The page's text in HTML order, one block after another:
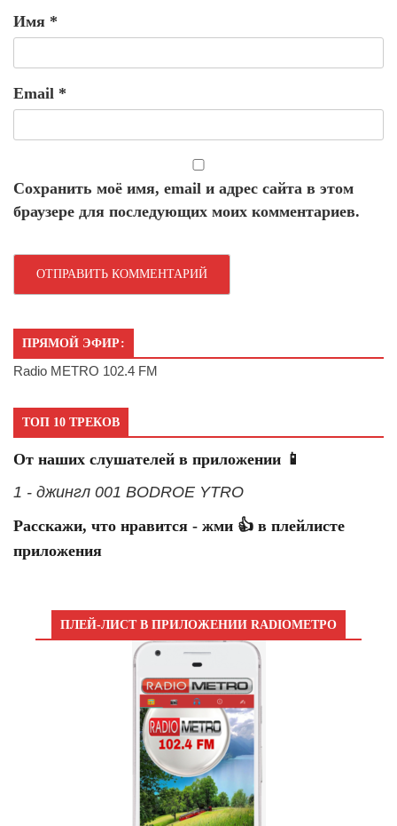
Имя *
Email *
Сохранить моё имя, email и адрес сайта в этом
браузере для последующих моих комментариев.
ПРЯМОЙ ЭФИР:
Radio METRO 102.4 FM
ТОП 10 ТРЕКОВ
От наших слушателей в приложении 📱
1 - джингл 001 BODROE YTRO
Расскажи, что нравится - жми 👍 в плейлисте
приложения
ПЛЕЙ-ЛИСТ В ПРИЛОЖЕНИИ RADIOМЕТРО